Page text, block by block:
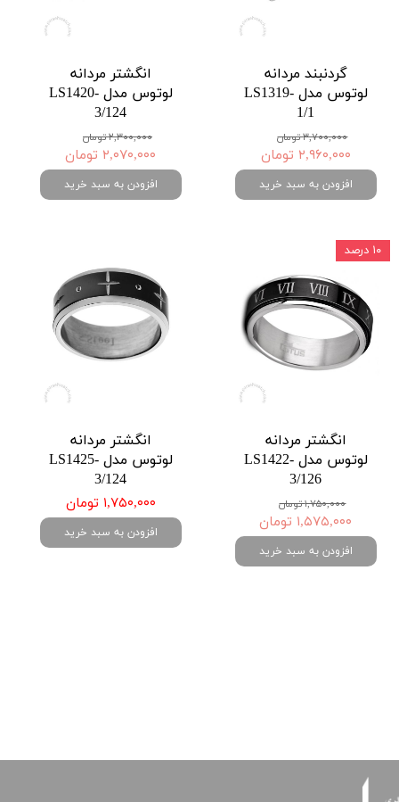
گردنبند مردانه
لوتوس مدل LS1319-
1/1
۳,۷۰۰,۰۰۰ تومان
۲,۹۶۰,۰۰۰ تومان
افزودن به سبد خرید
انگشتر مردانه
لوتوس مدل LS1420-
3/124
۲,۳۰۰,۰۰۰ تومان
۲,۰۷۰,۰۰۰ تومان
افزودن به سبد خرید
انگشتر مردانه
لوتوس مدل LS1422-
3/126
۱,۷۵۰,۰۰۰ تومان
۱,۵۷۵,۰۰۰ تومان
افزودن به سبد خرید
۱۰ درصد
انگشتر مردانه
لوتوس مدل LS1425-
3/124
۱,۷۵۰,۰۰۰ تومان
افزودن به سبد خرید